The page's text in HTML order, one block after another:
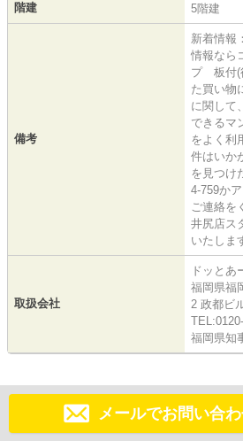
階建 5階建
備考
新着情報
情報なら
プ 板付(
た買い物
に関して
できるマ
をよく利
件はいか
を見つけ
4-759か
ご連絡を
井尻店ス
いたしま
取扱会社
ドッとあ
福岡県福
2 政都ビ
福岡県知
メールでお問い合